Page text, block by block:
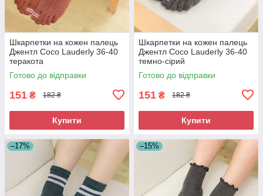
Шкарпетки на кожен палець
Джентл Coco Lauderly 36-40
теракота
Готово до відправки
151 ₴ 182 ₴
Купити
Шкарпетки на кожен палець
Джентл Coco Lauderly 36-40
темно-сірий
Готово до відправки
151 ₴ 182 ₴
Купити
–17% –15%